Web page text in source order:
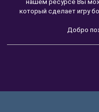
нашем ресурсе Вы
который сделает игру
Добро